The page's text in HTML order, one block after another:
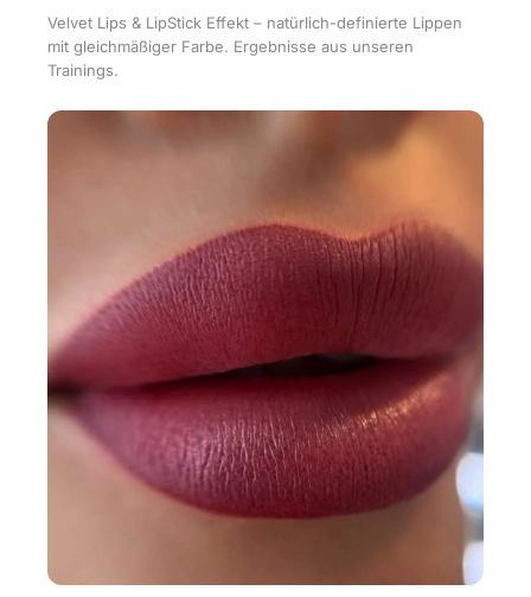
Velvet Lips & LipStick Effekt – natürlich-definierte Lippen
mit gleichmäßiger Farbe. Ergebnisse aus unseren
Trainings.